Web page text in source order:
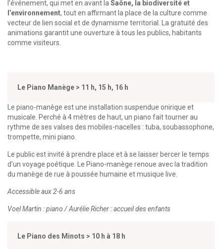
l’événement, qui met en avant la Saône, la biodiversité et
l’environnement, tout en affirmant la place de la culture comme
vecteur de lien social et de dynamisme territorial. La gratuité des
animations garantit une ouverture à tous les publics, habitants
comme visiteurs.
Le Piano Manège > 11 h, 15 h, 16 h
Le piano-manège est une installation suspendue onirique et
musicale. Perché à 4 mètres de haut, un piano fait tourner au
rythme de ses valses des mobiles-nacelles : tuba, soubassophone,
trompette, mini piano.
Le public est invité à prendre place et à se laisser bercer le temps
d’un voyage poétique. Le Piano-manège renoue avec la tradition
du manège de rue à poussée humaine et musique live.
Accessible aux 2-6 ans
Voel Martin : piano / Aurélie Richer : accueil des enfants
Le Piano des Minots > 10 h à 18 h